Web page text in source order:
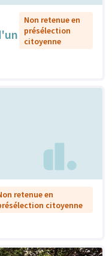
Non retenue en
présélection
citoyenne
retenue en
citoyenne